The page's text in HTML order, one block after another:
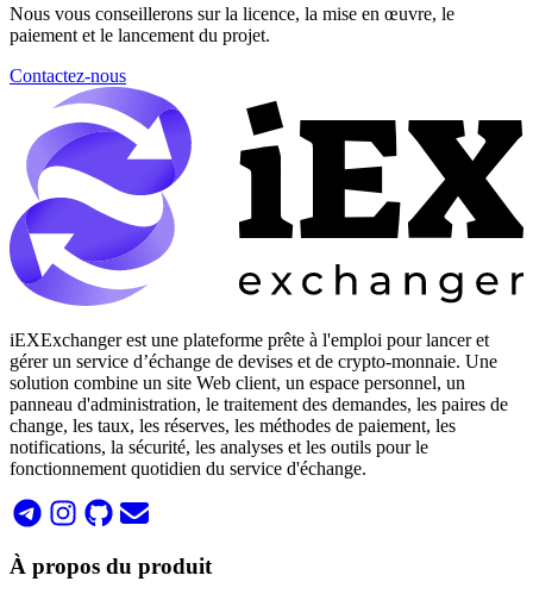
Nous vous conseillerons sur la licence, la mise en œuvre, le
paiement et le lancement du projet.
Contactez-nous
iEXExchanger est une plateforme prête à l'emploi pour lancer et
gérer un service d’échange de devises et de crypto-monnaie. Une
solution combine un site Web client, un espace personnel, un
panneau d'administration, le traitement des demandes, les paires de
change, les taux, les réserves, les méthodes de paiement, les
notifications, la sécurité, les analyses et les outils pour le
fonctionnement quotidien du service d'échange.
À propos du produit